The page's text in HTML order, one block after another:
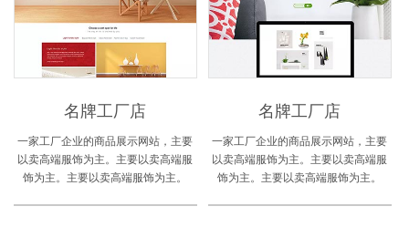
名牌工厂店
一家工厂企业的商品展示网站，主要
以卖高端服饰为主。主要以卖高端服
饰为主。主要以卖高端服饰为主。
名牌工厂店
一家工厂企业的商品展示网站，主要
以卖高端服饰为主。主要以卖高端服
饰为主。主要以卖高端服饰为主。